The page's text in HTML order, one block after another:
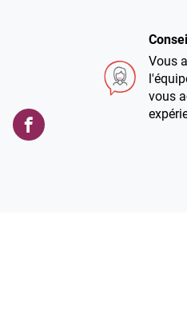
Conseil
Vous
vous
Damart